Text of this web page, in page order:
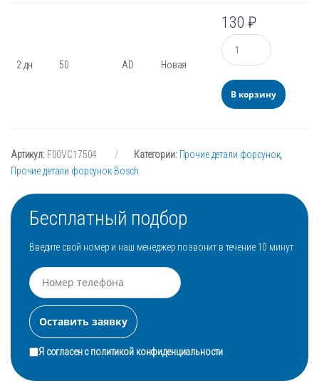
2 дн 50 AD Новая
130₽
Количество
В корзину
Артикул: F00VC17504 Категории: Прочие детали форсунок,
Прочие детали форсунок Bosch
Бесплатный подбор
Введите свой номер и наш менеджер позвонит в течение 10 минут
Я согласен сполитикой конфиденциальности